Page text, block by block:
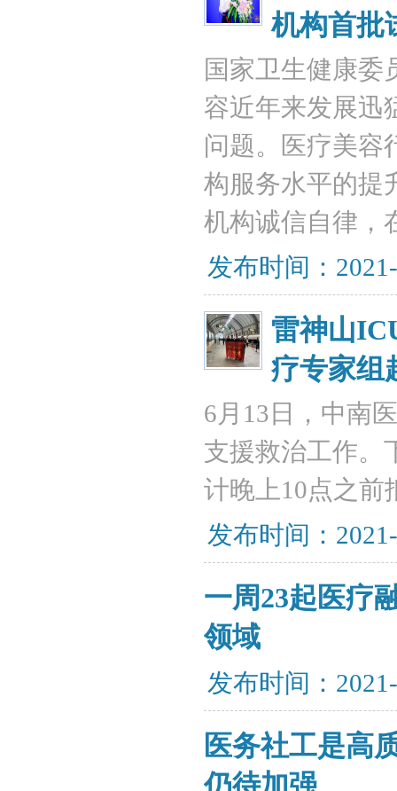
机构首批
国家卫生健康委
容近年来发展迅
问题。医疗美容
构服务水平的提
机构诚信自律，
发布时间：
雷神山
疗专家组
6月13日，中南
支援救治工作。
计晚上10点之前
发布时间：
一周23起医疗
领域
发布时间：
医务社工是高